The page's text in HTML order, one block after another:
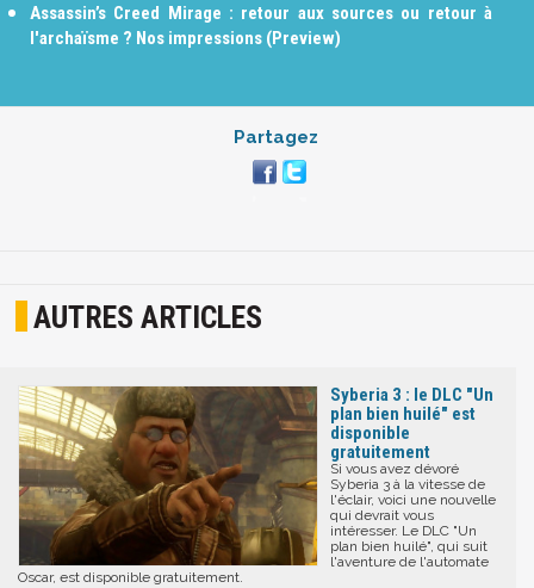
Assassin’s Creed Mirage : retour aux sources ou retour à
l'archaïsme ? Nos impressions (Preview)
Partagez
AUTRES ARTICLES
Syberia 3 : le DLC "Un
plan bien huilé" est
disponible
gratuitement
Si vous avez dévoré
Syberia 3 à la vitesse de
l'éclair, voici une nouvelle
qui devrait vous
intéresser. Le DLC "Un
plan bien huilé", qui suit
l'aventure de l'automate
Oscar, est disponible gratuitement.